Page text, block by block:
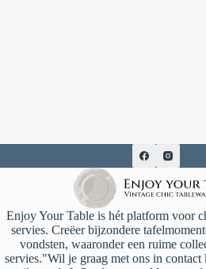
Enjoy Your Table is hét platform voor
servies. Creëer bijzondere
vondsten, waaronder een ruime
servies."Wil je graag met ons in contact